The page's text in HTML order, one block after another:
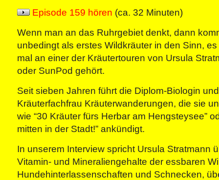
Episode 159 hören (ca. 32 Minuten)
Wenn man an das Ruhrgebiet denkt, dann
unbedingt als erstes Wildkräuter in den Sinn,
mal an einer der Kräutertouren von Ursula
oder SunPod gehört.
Seit sieben Jahren führt die Diplom-Biologin
Kräuterfachfrau Kräuterwanderungen, die sie
wie “30 Kräuter fürs Herbar am Hengsteysee”
mitten in der Stadt!” ankündigt.
In unserem Interview spricht Ursula Stratmann
Vitamin- und Mineraliengehalte der essbaren
Hundehinterlassenschaften und Schnecken,